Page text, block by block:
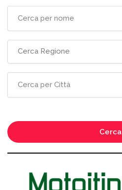
Cerca Regione
Cerca